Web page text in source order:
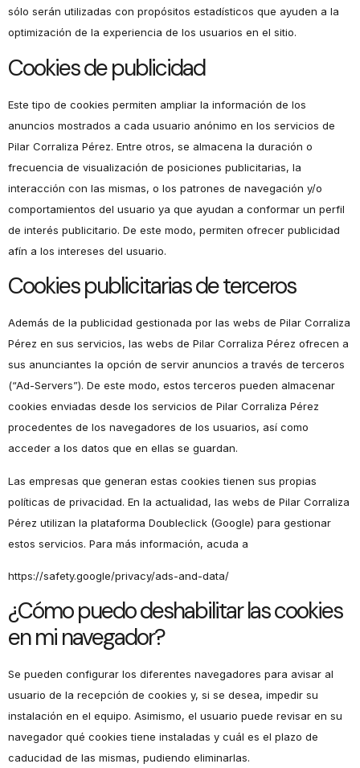
sólo serán utilizadas con propósitos estadísticos que ayuden a la
optimización de la experiencia de los usuarios en el sitio.
Cookies de publicidad
Este tipo de cookies permiten ampliar la información de los
anuncios mostrados a cada usuario anónimo en los servicios de
Pilar Corraliza Pérez. Entre otros, se almacena la duración o
frecuencia de visualización de posiciones publicitarias, la
interacción con las mismas, o los patrones de navegación y/o
comportamientos del usuario ya que ayudan a conformar un perfil
de interés publicitario. De este modo, permiten ofrecer publicidad
afín a los intereses del usuario.
Cookies publicitarias de terceros
Además de la publicidad gestionada por las webs de Pilar Corraliza
Pérez en sus servicios, las webs de Pilar Corraliza Pérez ofrecen a
sus anunciantes la opción de servir anuncios a través de terceros
(“Ad-Servers”). De este modo, estos terceros pueden almacenar
cookies enviadas desde los servicios de Pilar Corraliza Pérez
procedentes de los navegadores de los usuarios, así como
acceder a los datos que en ellas se guardan.
Las empresas que generan estas cookies tienen sus propias
políticas de privacidad. En la actualidad, las webs de Pilar Corraliza
Pérez utilizan la plataforma Doubleclick (Google) para gestionar
estos servicios. Para más información, acuda a
https://safety.google/privacy/ads-and-data/
¿Cómo puedo deshabilitar las cookies
en mi navegador?
Se pueden configurar los diferentes navegadores para avisar al
usuario de la recepción de cookies y, si se desea, impedir su
instalación en el equipo. Asimismo, el usuario puede revisar en su
navegador qué cookies tiene instaladas y cuál es el plazo de
caducidad de las mismas, pudiendo eliminarlas.